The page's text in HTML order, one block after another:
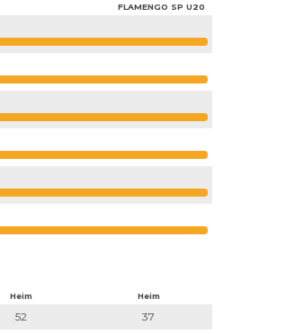
FLAMENGO SP U20
Heim Heim
52
37